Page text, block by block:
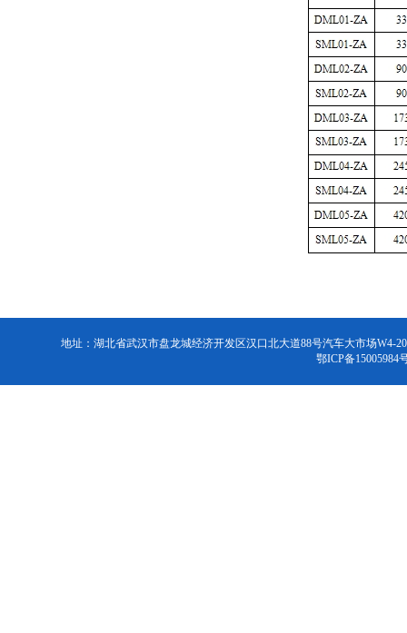
地址：湖北省武汉市盘龙城经济开发区汉口北大道88号汽车大市场W4-
鄂ICP备15005984